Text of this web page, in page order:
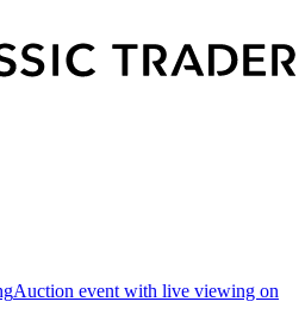
Auction event with live viewing on